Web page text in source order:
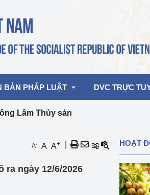
Hoạt động của Lãnh đạo Bộ
2026
BẢN PHÁP LUẬT DVC TRỰC
Lâm Thủy sản
A- A A+
ngày 12/6/2026
HOẠT